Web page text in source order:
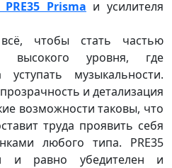
Prisma и усилителя
чтобы стать частью
высокого уровня, где
музыкальности.
и детализация
возможности таковы, что
труда проявить себя
любого типа. PRE35
и равно убедителен и